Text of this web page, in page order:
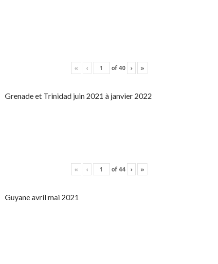
« ‹ of40 › »
Grenade et Trinidad juin 2021 à janvier 2022
« ‹ of44 › »
Guyane avril mai 2021